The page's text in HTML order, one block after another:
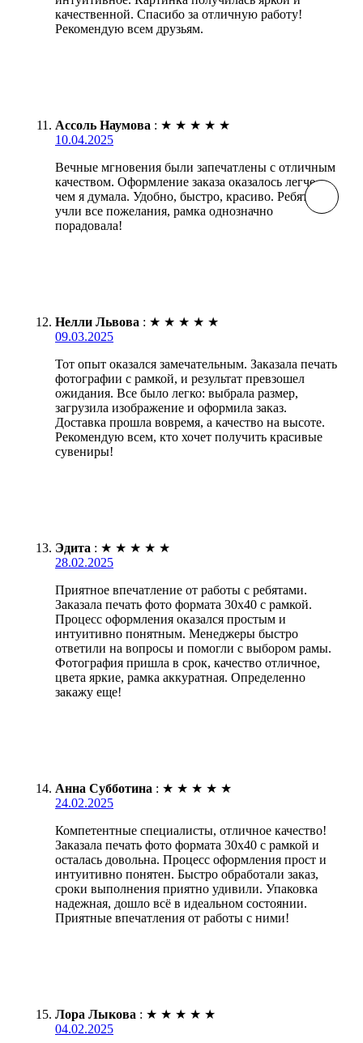
качественной. Спасибо за отличную работу!
Рекомендую всем друзьям.
Ассоль Наумова : ★ ★ ★ ★ ★
10.04.2025
Вечные мгновения были запечатлены с отличным
качеством. Оформление заказа оказалось легче,
чем я думала. Удобно, быстро, красиво. Ребята
учли все пожелания, рамка однозначно
порадовала!
Нелли Львова : ★ ★ ★ ★ ★
09.03.2025
Тот опыт оказался замечательным. Заказала печать
фотографии с рамкой, и результат превзошел
ожидания. Все было легко: выбрала размер,
загрузила изображение и оформила заказ.
Доставка прошла вовремя, а качество на высоте.
Рекомендую всем, кто хочет получить красивые
сувениры!
Эдита : ★ ★ ★ ★ ★
28.02.2025
Приятное впечатление от работы с ребятами.
Заказала печать фото формата 30х40 с рамкой.
Процесс оформления оказался простым и
интуитивно понятным. Менеджеры быстро
ответили на вопросы и помогли с выбором рамы.
Фотография пришла в срок, качество отличное,
цвета яркие, рамка аккуратная. Определенно
закажу еще!
Анна Субботина : ★ ★ ★ ★ ★
24.02.2025
Компетентные специалисты, отличное качество!
Заказала печать фото формата 30х40 с рамкой и
осталась довольна. Процесс оформления прост и
интуитивно понятен. Быстро обработали заказ,
сроки выполнения приятно удивили. Упаковка
надежная, дошло всё в идеальном состоянии.
Приятные впечатления от работы с ними!
Лора Лыкова : ★ ★ ★ ★ ★
04.02.2025